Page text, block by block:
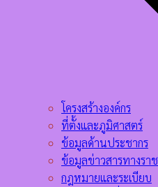
โครงสร้างองค์กร
ที่ตั้งและภูมิศาสตร์
ข้อมูลด้านประชากร
ข้อมูลข่าวสารทางรา
กฎหมายและระเบียบ